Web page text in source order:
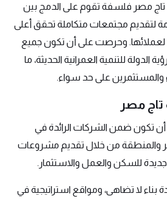
تاج مصر فلسفة تقوم على الدمج بين
لتقديم مجتمعات متكاملة تحقق أعلى
لعملائها. وحرصت على أن تكون جميع
للتنمية العمرانية الحديثة، ما
والمستثمرين على حد سواء.
مصر
تكون ضمن الشركات الرائدة في
والمنطقة من خلال تقديم مشروعات
للسكن والعمل والاستثمار.
بناء لا تضاهى، ومواقع استراتيجية في